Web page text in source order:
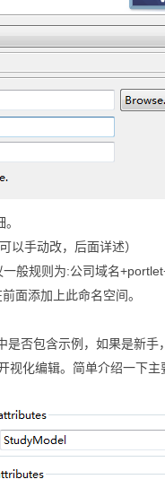
以手动改，后面详述）
般规则为:公司域名
面添加上此命名空间。
是否包含示例，如果是新手
化编辑。简单介绍一下主